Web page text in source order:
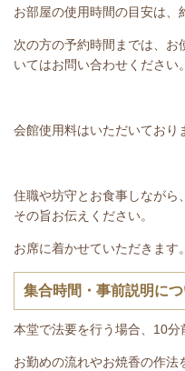
お部屋の使用時間の目安は、
次の方の予約時間までは、お
いてはお問い合わせください。
会館使用料はいただいており
住職や坊守とお食事しながら
その旨お伝えください。
お席に着かせていただきます。
集合時間・事前説明に
本堂で法要を行う場合、10分
お勤めの流れやお焼香の作法